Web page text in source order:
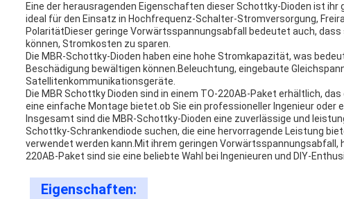
Eine der herausragenden Eigenschaften dieser Schottky-Dioden ist
ideal für den Einsatz in Hochfrequenz-Schalter-Stromversorgung,
PolaritätDieser geringe Vorwärtsspannungsabfall bedeutet auch,
können, Stromkosten zu sparen.
Die MBR-Schottky-Dioden haben eine hohe Stromkapazität, was
Beschädigung bewältigen können.Beleuchtung, eingebaute
Satellitenkommunikationsgeräte.
Die MBR Schottky Dioden sind in einem TO-220AB-Paket erhältlich,
eine einfache Montage bietet.ob Sie ein professioneller Ingenieur oder
Insgesamt sind die MBR-Schottky-Dioden eine zuverlässige und
Schottky-Schrankendiode suchen, die eine hervorragende Leistung
verwendet werden kann.Mit ihrem geringen
220AB-Paket sind sie eine beliebte Wahl bei Ingenieuren und DIY-
Eigenschaften: